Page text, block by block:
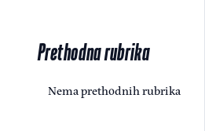
Prethodna rubrika
Nema prethodnih rubrika